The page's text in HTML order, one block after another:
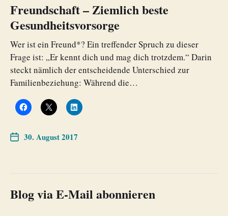
Freundschaft – Ziemlich beste
Gesundheitsvorsorge
Wer ist ein Freund*? Ein treffender Spruch zu dieser
Frage ist: „Er kennt dich und mag dich trotzdem.“ Darin
steckt nämlich der entscheidende Unterschied zur
Familienbeziehung: Während die…
30. August 2017
Blog via E-Mail abonnieren